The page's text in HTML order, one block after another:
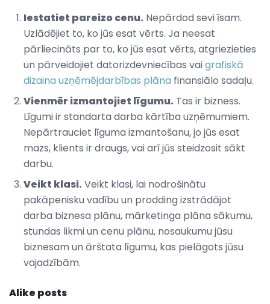
Iestatiet pareizo cenu. Nepārdod sevi īsam.
Uzlādējiet to, ko jūs esat vērts. Ja neesat
pārliecināts par to, ko jūs esat vērts, atgriezieties
un pārveidojiet datorizdevniecības vaigrafiskā
dizaina uzņēmējdarbības plāna finansiālo sadaļu.
Vienmēr izmantojiet līgumu. Tas ir bizness.
Līgumi ir standarta darba kārtība uzņēmumiem.
Nepārtrauciet līguma izmantošanu, jo jūs esat
mazs, klients ir draugs, vai arī jūs steidzosit sākt
darbu.
Veikt klasi. Veikt klasi, lai nodrošinātu
pakāpenisku vadību un prodding izstrādājot
darba biznesa plānu, mārketinga plāna sākumu,
stundas likmi un cenu plānu, nosaukumu jūsu
biznesam un ārštata līgumu, kas pielāgots jūsu
vajadzībām.
Alike posts